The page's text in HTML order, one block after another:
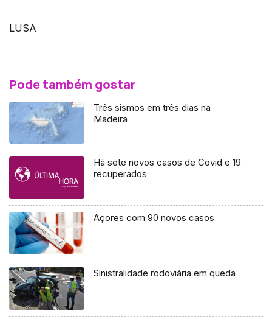
LUSA
Pode também gostar
Três sismos em três dias na
Madeira
Há sete novos casos de Covid e 19
recuperados
Açores com 90 novos casos
Sinistralidade rodoviária em queda